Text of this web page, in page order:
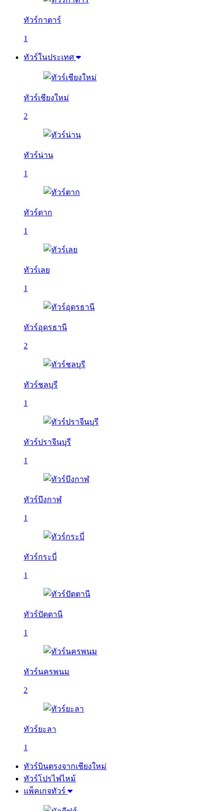
ทัวร์กาตาร์
1
ทัวร์ในประเทศ
ทัวร์เชียงใหม่
2
ทัวร์น่าน
1
ทัวร์ตาก
1
ทัวร์เลย
1
ทัวร์อุดรธานี
2
ทัวร์ชลบุรี
1
ทัวร์ปราจีนบุรี
1
ทัวร์บึงกาฬ
1
ทัวร์กระบี่
1
ทัวร์ปัตตานี
1
ทัวร์นครพนม
2
ทัวร์ยะลา
1
ทัวร์บินตรงจากเชียงใหม่
ทัวร์โปรไฟไหม้
แพ็คเกจทัวร์